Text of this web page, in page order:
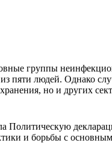
группы
пяти людей. Однако
но и других
Политическую
и борьбы с